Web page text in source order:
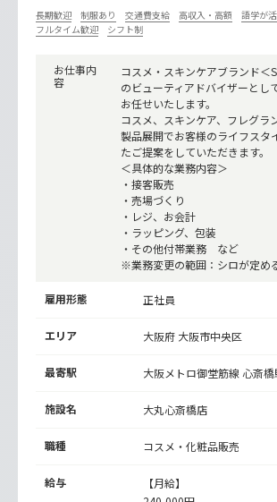
長期歓迎 制服あり 交通費支給 高収入・高額
語学が
フルタイム歓迎
シフト制
お仕事内
容
コスメ・スキンケアブランド＜
のビューティアドバイザーとし
お任せいたします。
コスメ、スキンケア、フレグラ
製品展開でお客様のライフスタ
たご提案をしていただきます。
＜具体的な業務内容＞
・接客販売
・売場づくり
・レジ、お会計
・ラッピング、包装
・その他付帯業務 など
※業務変更の範囲：シロが定め
雇用形態 正社員
エリア 大阪府 大阪市中央区
最寄駅 大阪メトロ御堂筋線心斎橋
施設名 大丸心斎橋店
職種 コスメ・化粧品販売
給与
【月給】